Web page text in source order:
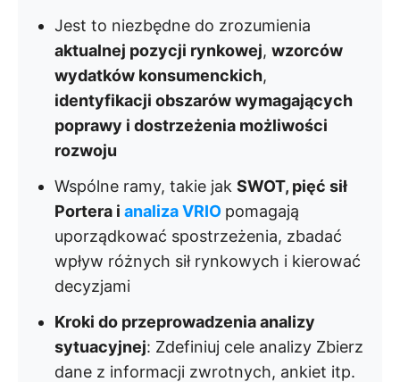
Jest to niezbędne do zrozumienia
aktualnej pozycji rynkowej, wzorców
wydatków konsumenckich,
identyfikacji obszarów wymagających
poprawy i dostrzeżenia możliwości
rozwoju
Wspólne ramy, takie jak SWOT, pięć sił
Portera i analiza VRIO pomagają
uporządkować spostrzeżenia, zbadać
wpływ różnych sił rynkowych i kierować
decyzjami
Kroki do przeprowadzenia analizy
sytuacyjnej: Zdefiniuj cele analizy Zbierz
dane z informacji zwrotnych, ankiet itp.